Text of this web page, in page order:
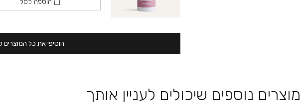
הוספה לסל
הוסיפי את כל המוצרים לסל
מוצרים נוספים שיכולים לעניין אותך